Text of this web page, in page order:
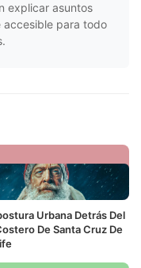
explicar asuntos
para todo
Urbana Detrás Del
De Santa Cruz De